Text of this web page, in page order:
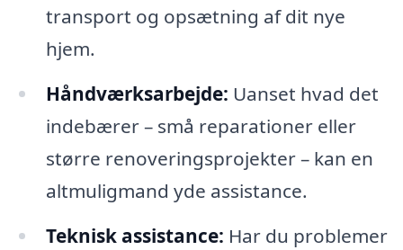
transport og opsætning af dit nye
hjem.
Håndværksarbejde: Uanset hvad det
indebærer – små reparationer eller
større renoveringsprojekter – kan en
altmuligmand yde assistance.
Teknisk assistance: Har du problemer